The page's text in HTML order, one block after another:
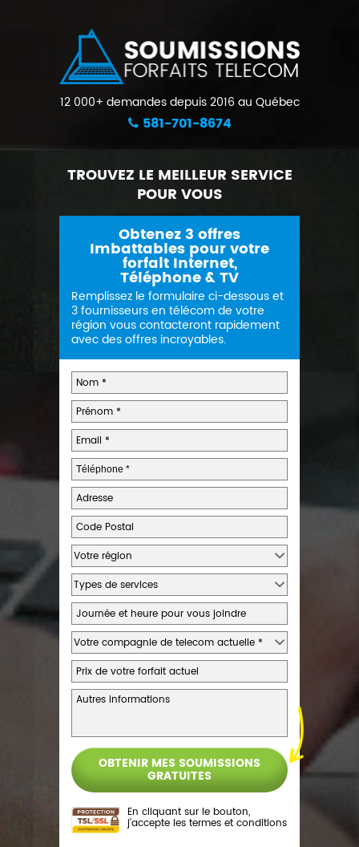
12 000+ demandes depuis 2016 au Québec
581-701-8674
TROUVEZ LE MEILLEUR SERVICE
POUR VOUS
Obtenez 3 offres
Imbattables pour votre
forfait Internet,
Téléphone & TV
Remplissez le formulaire ci-dessous et
3 fournisseurs en télécom de votre
région vous contacteront rapidement
avec des offres incroyables.
En cliquant sur le bouton,
j’accepte les termes et conditions